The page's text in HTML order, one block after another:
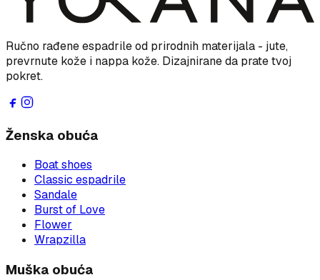
Ručno rađene espadrile od prirodnih materijala - jute,
prevrnute kože i nappa kože. Dizajnirane da prate tvoj
pokret.
Ženska obuća
Boat shoes
Classic espadrile
Sandale
Burst of Love
Flower
Wrapzilla
Muška obuća